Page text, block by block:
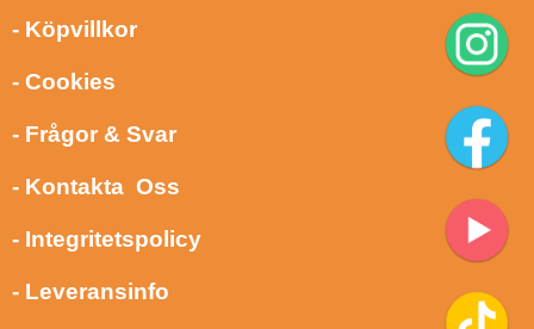
- Köpvillkor
- Cookies
- Frågor & Svar
- Kontakta Oss
- Integritetspolicy
- Leveransinfo